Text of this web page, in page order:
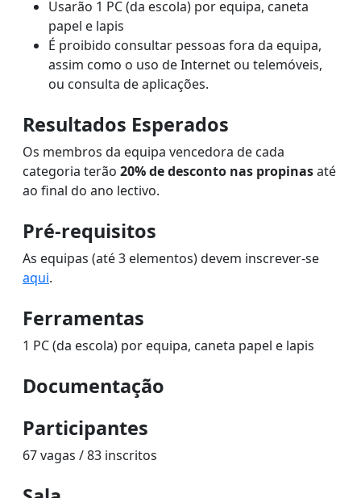
Usarão 1 PC (da escola) por equipa, caneta
papel e lapis
É proibido consultar pessoas fora da equipa,
assim como o uso de Internet ou telemóveis,
ou consulta de aplicações.
Resultados Esperados
Os membros da equipa vencedora de cada
categoria terão 20% de desconto nas propinasaté
ao final do ano lectivo.
Pré-requisitos
As equipas (até 3 elementos) devem inscrever-se
aqui.
Ferramentas
1 PC (da escola) por equipa, caneta papel e lapis
Documentação
Participantes
67 vagas / 83 inscritos